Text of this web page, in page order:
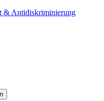
& Antidiskriminierung